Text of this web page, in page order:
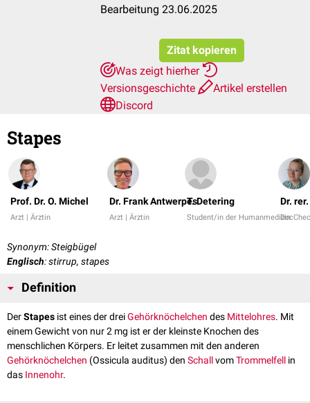
Bearbeitung 23.06.2025
Zitat kopieren
Was zeigt hierher
Versionsgeschichte
Artikel erstellen
Discord
Stapes
Prof. Dr. O. Michel
Arzt | Ärztin
Dr. Frank Antwerpes
Arzt | Ärztin
T. Detering
Student/in der Humanmedizin
Dr.
Synonym: Steigbügel
Englisch: stirrup, stapes
Definition
DerStapes ist eines der dreiGehörknöchelchen des Mittelohres. Mit
einem Gewicht von nur 2 mg ist er der kleinste Knochen des
menschlichen Körpers. Er leitet zusammen mit den anderen
Gehörknöchelchen (Ossicula auditus) den SchallvomTrommelfell in
das Innenohr.